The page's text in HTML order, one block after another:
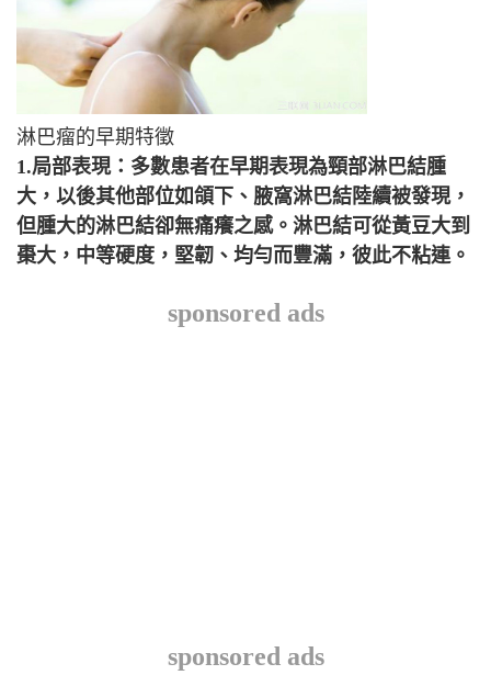
淋巴瘤的早期特徵
1.局部表現：多數患者在早期表現為頸部淋巴結腫
大，以後其他部位如頜下、腋窩淋巴結陸續被發現，
但腫大的淋巴結卻無痛癢之感。淋巴結可從黃豆大到
棗大，中等硬度，堅韌、均勻而豐滿，彼此不粘連。
sponsored ads
sponsored ads